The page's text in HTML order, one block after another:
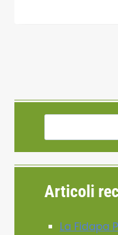
Articoli
La Fidapa